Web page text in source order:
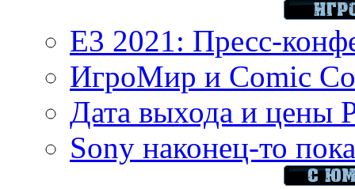
E3 2021: Пресс-
ИгроМир и Comic
Дата выхода и цены
Sony наконец-то